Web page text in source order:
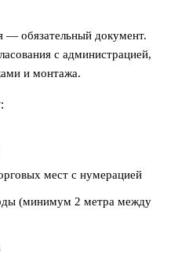
— обязательный документ.
с администрацией,
и монтажа.
мест с нумерацией
(минимум 2 метра между